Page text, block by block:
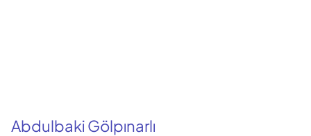
Abdulbaki Gölpınarlı